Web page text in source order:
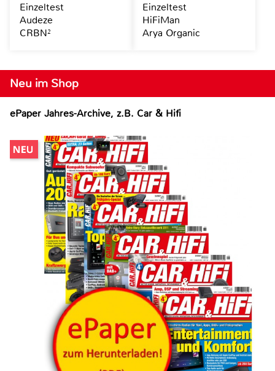
Neu im Shop
ePaper Jahres-Archive, z.B. Car & Hifi
Einzeltest
Audeze
CRBN²
Einzeltest
HiFiMan
Arya Organic